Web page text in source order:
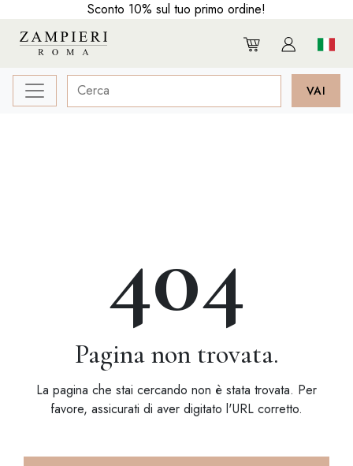
Sconto 10% sul tuo primo ordine!
404
Pagina non trovata.
La pagina che stai cercando non è stata trovata. Per
favore, assicurati di aver digitato l'URL corretto.